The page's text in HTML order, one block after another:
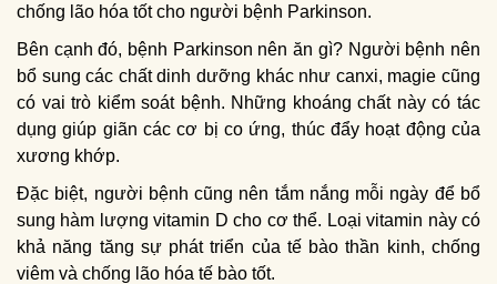
chống lão hóa tốt cho người bệnh Parkinson.
Bên cạnh đó, bệnh Parkinson nên ăn gì? Người bệnh nên
bổ sung các chất dinh dưỡng khác như canxi, magie cũng
có vai trò kiểm soát bệnh. Những khoáng chất này có tác
dụng giúp giãn các cơ bị co ứng, thúc đẩy hoạt động của
xương khớp.
Đặc biệt, người bệnh cũng nên tắm nắng mỗi ngày để bổ
sung hàm lượng vitamin D cho cơ thể. Loại vitamin này có
khả năng tăng sự phát triển của tế bào thần kinh, chống
viêm và chống lão hóa tế bào tốt.